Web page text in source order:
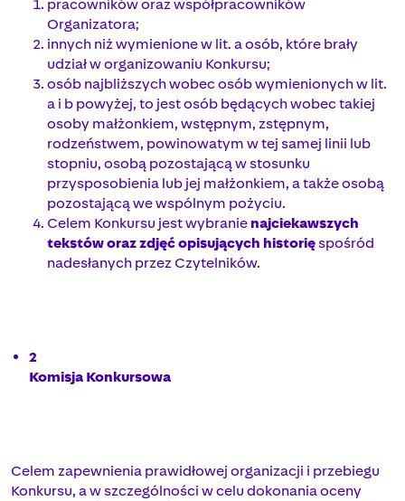
pracowników oraz współpracowników
Organizatora;
innych niż wymienione w lit. a osób, które brały
udział w organizowaniu Konkursu;
osób najbliższych wobec osób wymienionych w lit.
a i b powyżej, to jest osób będących wobec takiej
osoby małżonkiem, wstępnym, zstępnym,
rodzeństwem, powinowatym w tej samej linii lub
stopniu, osobą pozostającą w stosunku
przysposobienia lub jej małżonkiem, a także osobą
pozostającą we wspólnym pożyciu.
Celem Konkursu jest wybranienajciekawszych
tekstów oraz zdjęć opisujących historięspośród
nadesłanych przez Czytelników.
2
Komisja Konkursowa
Celem zapewnienia prawidłowej organizacji i przebiegu
Konkursu, a w szczególności w celu dokonania oceny